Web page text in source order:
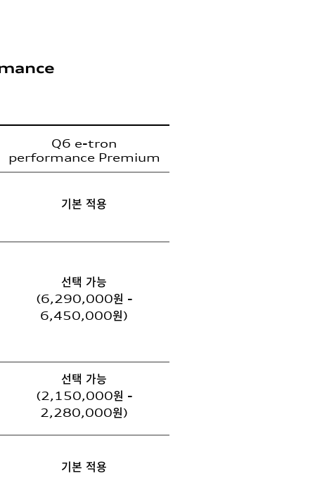
Q6 e-tron
performance Premium
기본 적용
선택 가능
(6,290,000원 -
6,450,000원)
선택 가능
(2,150,000원 -
2,280,000원)
기본 적용